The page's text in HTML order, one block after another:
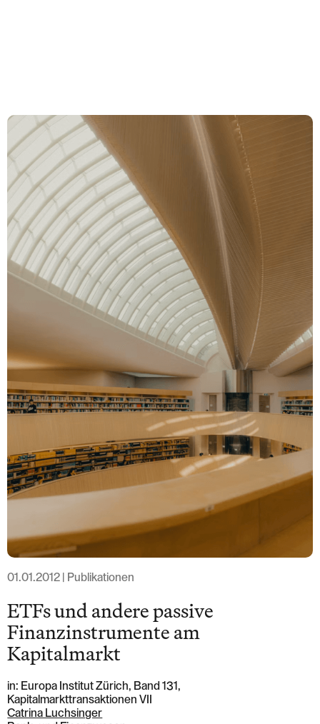
Team
News & Insights
Über uns
Karriere
Kontakt Zürich
Löwenstrasse 1
M: zh@barandun-law.ch
Kontakt Zug
Bahnhofstrasse 17
6300 Zug
T: +41 41 349 56 56
M: zg@barandun-law.ch
DATENSCHUTZLINKEDIN
01.01.2012 | Publikationen
ETFs und andere passive
Finanzinstrumente am
Kapitalmarkt
in: Europa Institut Zürich, Band 131,
Kapitalmarkttransaktionen VII
Catrina Luchsinger